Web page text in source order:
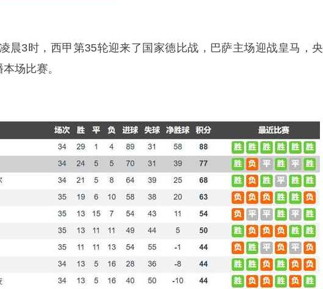
晨3时，西甲第35轮迎来了国家德比战，巴萨主场迎战皇马，央
场比赛。